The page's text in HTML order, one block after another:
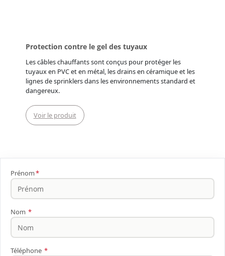
Protection contre le gel des tuyaux
Les câbles chauffants sont conçus pour protéger les
tuyaux en PVC et en métal, les drains en céramique et les
lignes de sprinklers dans les environnements standard et
dangereux.
Voir le produit
Prénom*
Nom *
Téléphone *